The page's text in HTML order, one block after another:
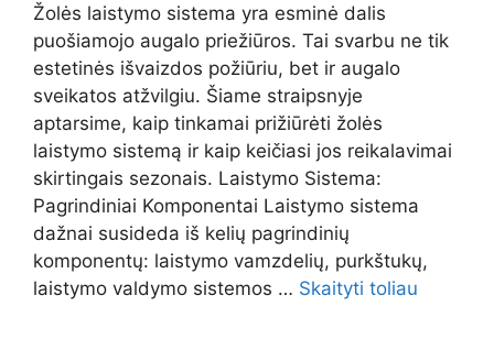
Žolės laistymo sistema yra esminė dalis
puošiamojo augalo priežiūros. Tai svarbu ne tik
estetinės išvaizdos požiūriu, bet ir augalo
sveikatos atžvilgiu. Šiame straipsnyje
aptarsime, kaip tinkamai prižiūrėti žolės
laistymo sistemą ir kaip keičiasi jos reikalavimai
skirtingais sezonais. Laistymo Sistema:
Pagrindiniai Komponentai Laistymo sistema
dažnai susideda iš kelių pagrindinių
komponentų: laistymo vamzdelių, purkštukų,
laistymo valdymo sistemos … Skaityti toliau